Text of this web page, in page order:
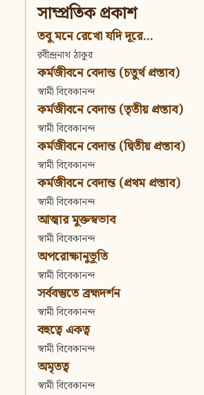
সাম্প্রতিক প্রকাশ
তবু মনে রেখো যদি দূরে...
রবীন্দ্রনাথ ঠাকুর
কর্মজীবনে বেদান্ত (চতুর্থ প্রস্তাব)
স্বামী বিবেকানন্দ
কর্মজীবনে বেদান্ত (তৃতীয় প্রস্তাব)
স্বামী বিবেকানন্দ
কর্মজীবনে বেদান্ত (দ্বিতীয় প্রস্তাব)
স্বামী বিবেকানন্দ
কর্মজীবনে বেদান্ত (প্রথম প্রস্তাব)
স্বামী বিবেকানন্দ
আত্মার মুক্তস্বভাব
স্বামী বিবেকানন্দ
অপরোক্ষানুভূতি
স্বামী বিবেকানন্দ
সর্ববস্তুতে ব্রহ্মদর্শন
স্বামী বিবেকানন্দ
বহুত্বে একত্ব
স্বামী বিবেকানন্দ
অমৃতত্ব
স্বামী বিবেকানন্দ